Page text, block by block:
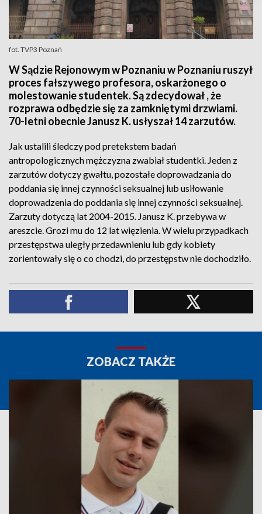
fot. TVP3 Poznań
W Sądzie Rejonowym w Poznaniu w Poznaniu ruszył
proces fałszywego profesora, oskarżonego o
molestowanie studentek. Są zdecydował , że
rozprawa odbędzie się za zamkniętymi drzwiami.
70-letni obecnie Janusz K. usłyszał 14 zarzutów.
Jak ustalili śledczy pod pretekstem badań
antropologicznych mężczyzna zwabiał studentki. Jeden z
zarzutów dotyczy gwałtu, pozostałe doprowadzania do
poddania się innej czynności seksualnej lub usiłowanie
doprowadzenia do poddania się innej czynności seksualnej.
Zarzuty dotyczą lat 2004-2015. Janusz K. przebywa w
areszcie. Grozi mu do 12 lat więzienia. W wielu przypadkach
przestępstwa uległy przedawnieniu lub gdy kobiety
zorientowały się o co chodzi, do przestępstw nie dochodziło.
ZOBACZ TAKŻE